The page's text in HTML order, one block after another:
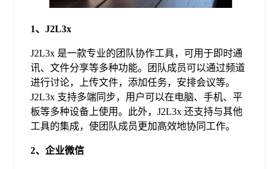
1、J2L3x
J2L3x 是一款专业的团队协作工具，可用于即时通
讯、文件分享等多种功能。团队成员可以通过频道
进行讨论，上传文件，添加任务，安排会议等。
J2L3x 支持多端同步，用户可以在电脑、手机、平
板等多种设备上使用。此外，J2L3x 还支持与其他
工具的集成，使团队成员更加高效地协同工作。
2、企业微信